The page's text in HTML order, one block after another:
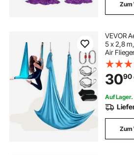
Zum
VEVOR
5 x 2,8
Air
Übungen
3090
Auf Lager.
Zum